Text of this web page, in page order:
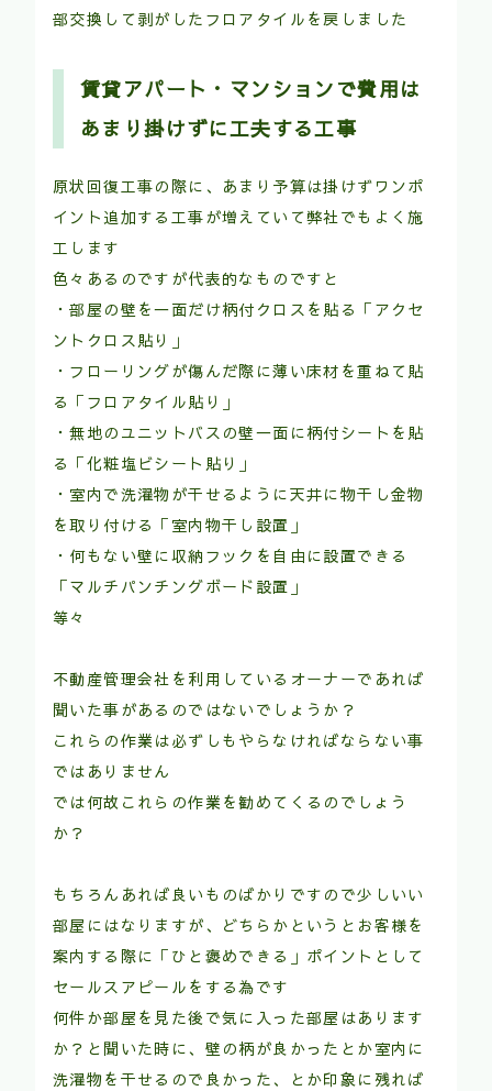
部交換して剥がしたフロアタイルを戻しました
賃貸アパート・マンションで費用は
あまり掛けずに工夫する工事
原状回復工事の際に、あまり予算は掛けずワンポ
イント追加する工事が増えていて弊社でもよく施
工します
色々あるのですが代表的なものですと
・部屋の壁を一面だけ柄付クロスを貼る「アクセ
ントクロス貼り」
・フローリングが傷んだ際に薄い床材を重ねて貼
る「フロアタイル貼り」
・無地のユニットバスの壁一面に柄付シートを貼
る「化粧塩ビシート貼り」
・室内で洗濯物が干せるように天井に物干し金物
を取り付ける「室内物干し設置」
・何もない壁に収納フックを自由に設置できる
「マルチパンチングボード設置」
等々
不動産管理会社を利用しているオーナーであれば
聞いた事があるのではないでしょうか？
これらの作業は必ずしもやらなければならない事
ではありません
では何故これらの作業を勧めてくるのでしょう
か？
もちろんあれば良いものばかりですので少しいい
部屋にはなりますが、どちらかというとお客様を
案内する際に「ひと褒めできる」ポイントとして
セールスアピールをする為です
何件か部屋を見た後で気に入った部屋はあります
か？と聞いた時に、壁の柄が良かったとか室内に
洗濯物を干せるので良かった、とか印象に残れば